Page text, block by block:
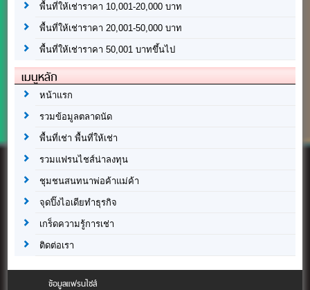
พื้นที่ให้เช่าราคา 10,001-20,000 บาท
พื้นที่ให้เช่าราคา 20,001-50,000 บาท
พื้นที่ให้เช่าราคา 50,001 บาทขึ้นไป
เมนูหลัก
หน้าแรก
รวมข้อมูลตลาดนัด
พื้นที่เช่า พื้นที่ให้เช่า
รวมแฟรนไชส์น่าลงทุน
ชุมชนสนทนาพ่อค้าแม่ค้า
จุดปิ๊งไอเดียทำธุรกิจ
เกร็ดความรู้การเช่า
ติดต่อเรา
ข้อมูลแฟรนไชส์